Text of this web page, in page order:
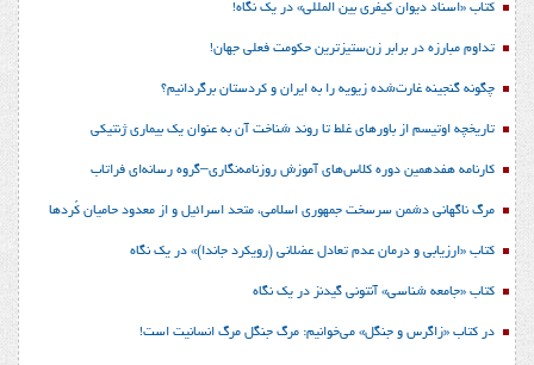
کتاب «اسناد دیوان کیفری بین المللی» در یک نگاه!
تداوم مبارزه در برابر زن‌ستیزترین حکومت فعلی جهان!
چگونه گنجینه غارت‌شده زیویه را به ایران و کردستان برگردانیم؟
تاریخچه اوتیسم از باورهای غلط تا روند شناخت آن به عنوان یک بیماری ژنتیکی
کارنامه هفدهمین دوره کلاس‌های آموزش روزنامه‌نگاری–گروه رسانه‌ای فراتاب
مرگ ناگهانی دشمن سرسخت جمهوری اسلامی، متحد اسرائیل و از معدود حامیان کُردها
کتاب «ارزیابی و درمان عدم تعادل عضلانی (رویکرد جاندا)» در یک نگاه
کتاب «جامعه شناسی» آنتونی گیدنز در یک نگاه
در کتاب «زاگرس و جنگل» می‌خوانیم: مرگ جنگل مرگ انسانیت است!